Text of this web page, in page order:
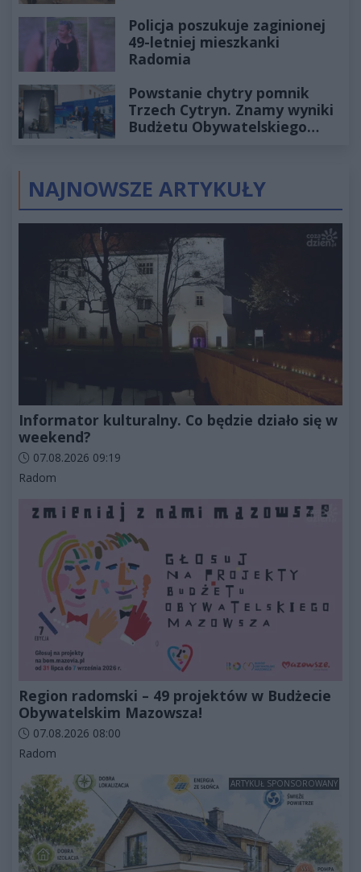
Policja poszukuje zaginionej
49-letniej mieszkanki
Radomia
Powstanie chytry pomnik
Trzech Cytryn. Znamy wyniki
Budżetu Obywatelskiego
NAJNOWSZE ARTYKUŁY
Informator kulturalny. Co będzie działo się w
weekend?
Data dodania artykułu:
07.08.2026 09:19
Kategorie artykułu:
Radom
Region radomski – 49 projektów w Budżecie
Obywatelskim Mazowsza!
Data dodania artykułu:
07.08.2026 08:00
Kategorie artykułu:
Radom
ARTYKUŁ SPONSOROWANY